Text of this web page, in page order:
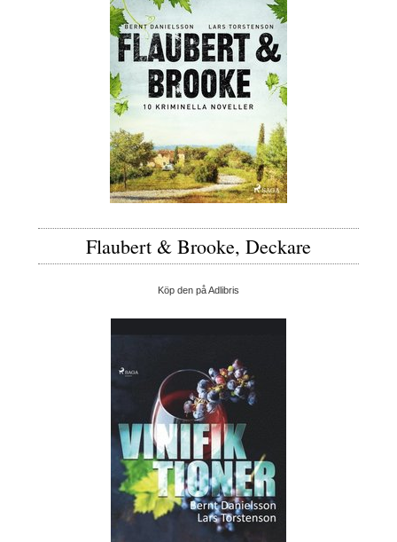
Flaubert & Brooke, Deckare
Köp den på Adlibris